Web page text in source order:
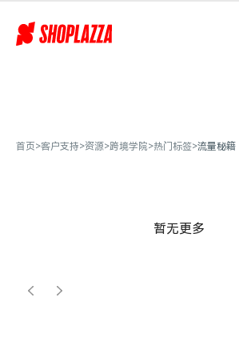
年」
首页>客户支持>资源>跨境学院>热门标签>流量秘籍
暂无更多